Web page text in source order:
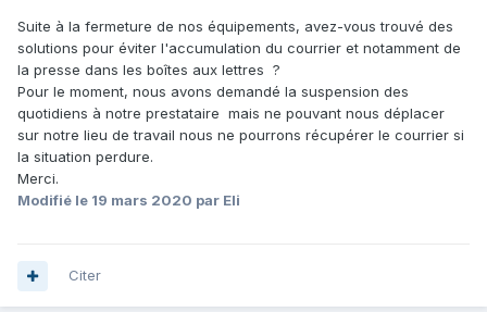
Suite à la fermeture de nos équipements, avez-vous trouvé des
solutions pour éviter l'accumulation du courrier et notamment de
la presse dans les boîtes aux lettres ?
Pour le moment, nous avons demandé la suspension des
quotidiens à notre prestataire mais ne pouvant nous déplacer
sur notre lieu de travail nous ne pourrons récupérer le courrier si
la situation perdure.
Merci.
Modifié le 19 mars 2020 par Eli
Citer